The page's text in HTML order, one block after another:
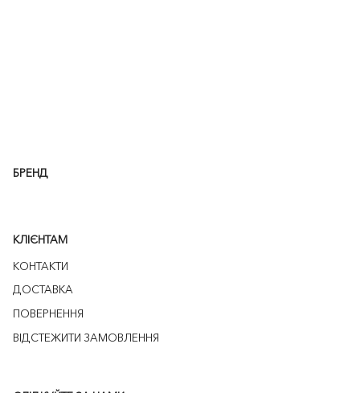
БРЕНД
КЛІЄНТАМ
КОНТАКТИ
ДОСТАВКА
ПОВЕРНЕННЯ
ВІДСТЕЖИТИ ЗАМОВЛЕННЯ